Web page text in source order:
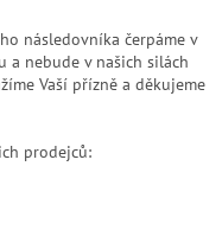
následovníka čerpáme v
a nebude v našich silách
Vaší přízně a děkujeme
prodejců: